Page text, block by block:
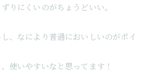
りにくいのがちょうどいい。
、なにより普通においしいのがポイ
使いやすいなと思ってます！